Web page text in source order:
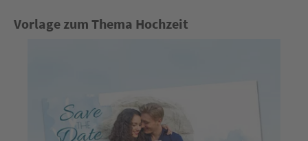
Vorlage zum Thema Hochzeit